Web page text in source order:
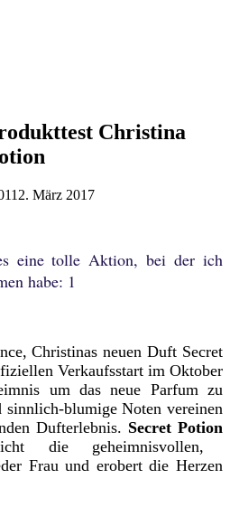
Christina
2. März 2017
eine tolle Aktion, bei der ich
habe: 1
Christinas neuen Duft Secret
Verkaufsstart im Oktober
um das neue Parfum zu
sinnlich-blumige Noten vereinen
Dufterlebnis. Secret Potion
die geheimnisvollen,
Frau und erobert die Herzen